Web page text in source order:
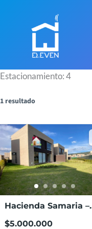
contenido
Estacionamiento:4
1 resultado
Hacienda Samaria –
244
$5.000.000